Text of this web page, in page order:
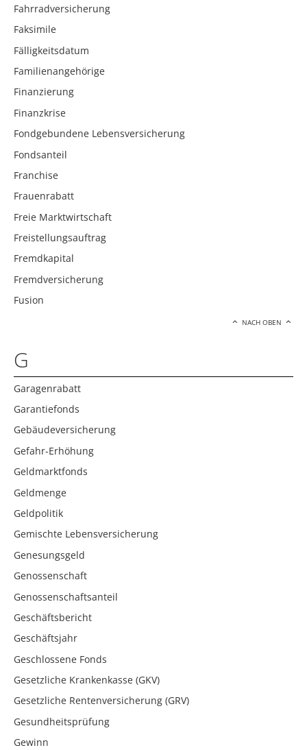
Fahrradversicherung
Faksimile
Fälligkeitsdatum
Familienangehörige
Finanzierung
Finanzkrise
Fondgebundene Lebensversicherung
Fondsanteil
Franchise
Frauenrabatt
Freie Marktwirtschaft
Freistellungsauftrag
Fremdkapital
Fremdversicherung
Fusion
NACH OBEN
G
Garagenrabatt
Garantiefonds
Gebäudeversicherung
Gefahr-Erhöhung
Geldmarktfonds
Geldmenge
Geldpolitik
Gemischte Lebensversicherung
Genesungsgeld
Genossenschaft
Genossenschaftsanteil
Geschäftsbericht
Geschäftsjahr
Geschlossene Fonds
Gesetzliche Krankenkasse (GKV)
Gesetzliche Rentenversicherung (GRV)
Gesundheitsprüfung
Gewinn